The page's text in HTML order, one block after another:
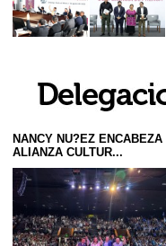
NANCY NU?EZ ENCABEZA
ALIANZA CULTUR...